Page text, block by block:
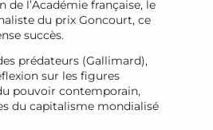
de l’Académie française, le
du prix Goncourt, ce
succès.
prédateurs (Gallimard),
sur les figures
pouvoir contemporain,
du capitalisme mondialisé